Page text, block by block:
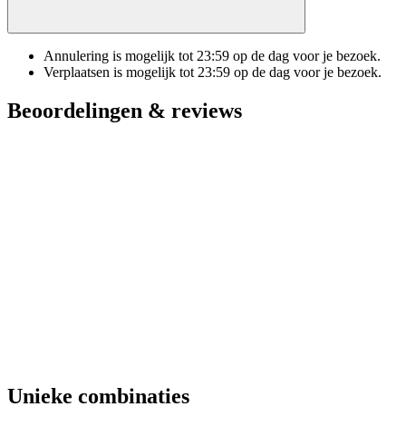
Annulering is mogelijk tot23:59 op de dag voor je bezoek.
Verplaatsen is mogelijk tot23:59 op de dag voor je bezoek.
Beoordelingen & reviews
Unieke combinaties